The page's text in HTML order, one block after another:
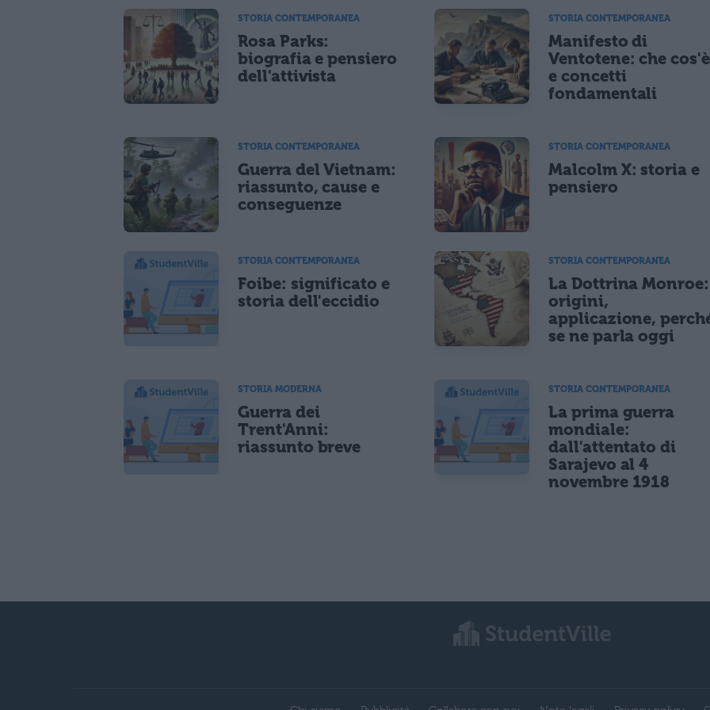
STORIA CONTEMPORANEA
Rosa Parks:
biografia e pensiero
dell'attivista
STORIA CONTEMPORANEA
Manifesto di
Ventotene: che
e concetti
fondamentali
STORIA CONTEMPORANEA
Guerra del Vietnam:
riassunto, cause e
conseguenze
STORIA CONTEMPORANEA
Malcolm X: storia e
pensiero
STORIA CONTEMPORANEA
Foibe: significato e
storia dell'eccidio
STORIA CONTEMPORANEA
La Dottrina Monroe:
origini,
applicazione,
se ne parla oggi
STORIA MODERNA
Guerra dei
Trent'Anni:
riassunto breve
STORIA CONTEMPORANEA
La prima guerra
mondiale:
dall'attentato di
Sarajevo al 4
novembre 1918